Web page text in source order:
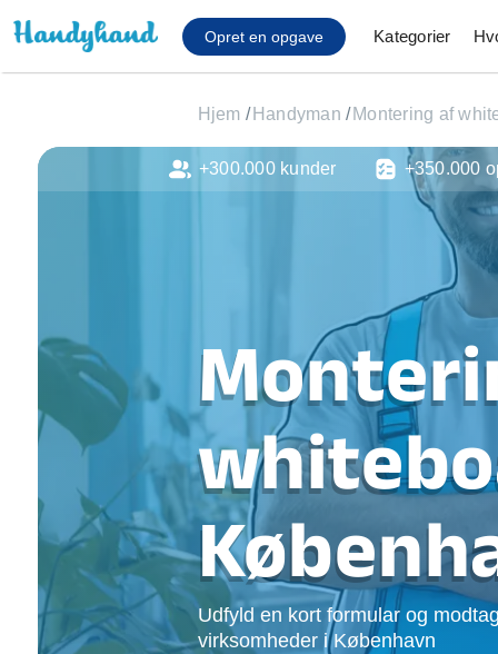
Opret en opgave Kategorier
Affaldsfjernelse
Afhentning af
Anlæg af terrasse
Cykel reparation
Flyttehjælp
Gulvlaminering
Hårde hvidevare
Hjælp til mobil, pc, tv
Installation af ildsted
Møbelsamling og
Ophængning af
Tømrer
Tunge løft
Underholdning
Se alle...
Hjem / Handyman / Montering af
Udfyld en kort formular og
virksomheder i København
+300.000 kunder +350.000